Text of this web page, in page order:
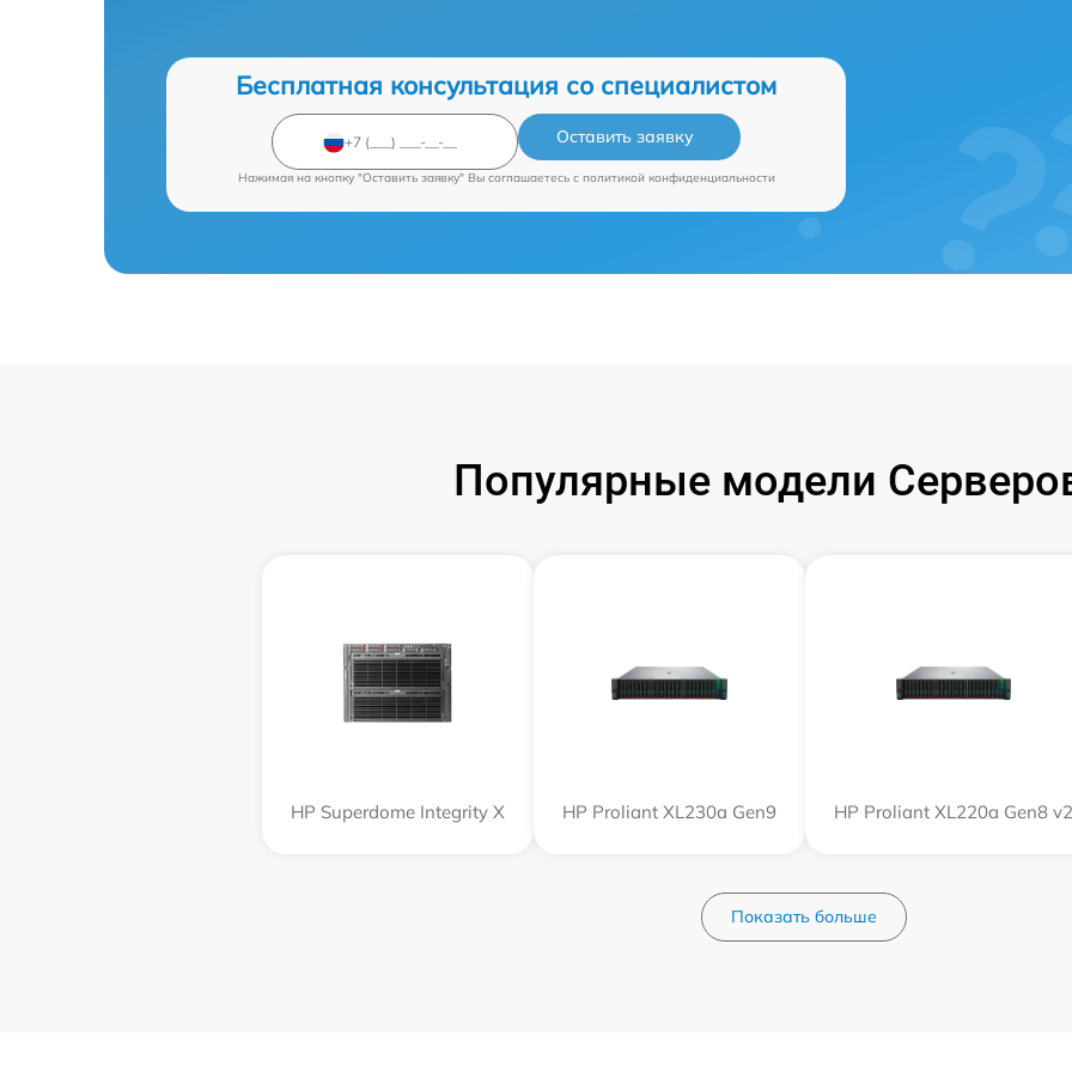
Бесплатная консультация со специалистом
Оставить заявку
Нажимая на кнопку "Оставить заявку" Вы соглашаетесь c политикой конфиденциальности
Популярные модели
HP Superdome Integrity Х HP Proliant XL230a Gen9 HP Proliant XL220a Gen8 v2
Показать больше